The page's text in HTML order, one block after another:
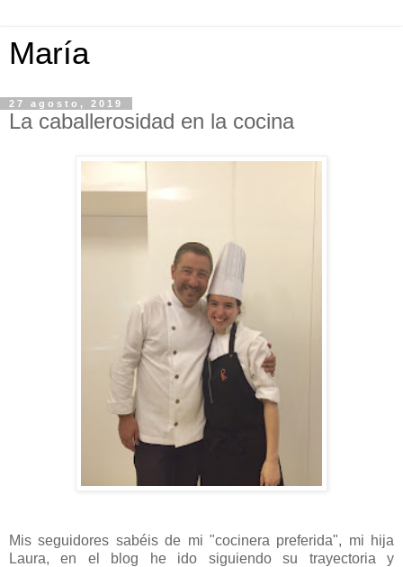
María
27 agosto, 2019
La caballerosidad en la cocina
Mis seguidores sabéis de mi "cocinera preferida", mi hija
Laura, en el blog he ido siguiendo su trayectoria y